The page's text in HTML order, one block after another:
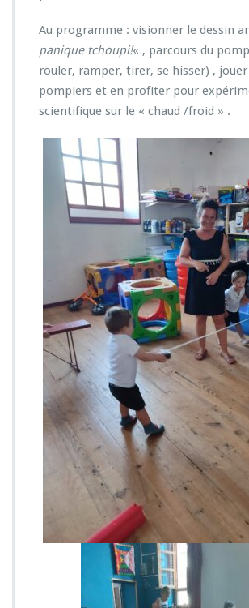
Au programme : visionner le dessin
panique tchoupi!« , parcours du
rouler, ramper, tirer, se hisser) , jouer
pompiers et en profiter pour
scientifique sur le « chaud /froid » .